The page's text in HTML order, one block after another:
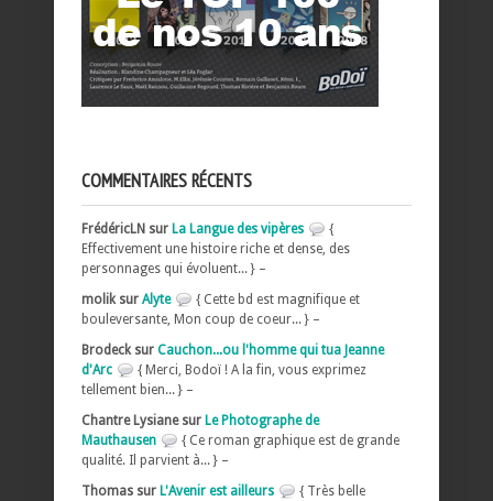
COMMENTAIRES RÉCENTS
FrédéricLN sur La Langue des vipères
{
Effectivement une histoire riche et dense, des
personnages qui évoluent... } –
molik sur Alyte
{ Cette bd est magnifique et
bouleversante, Mon coup de coeur... } –
Brodeck sur Cauchon...ou l'homme qui tua Jeanne
d'Arc
{ Merci, Bodoï ! A la fin, vous exprimez
tellement bien... } –
Chantre Lysiane sur Le Photographe de
Mauthausen
{ Ce roman graphique est de grande
qualité. Il parvient à... } –
Thomas sur L'Avenir est ailleurs
{ Très belle